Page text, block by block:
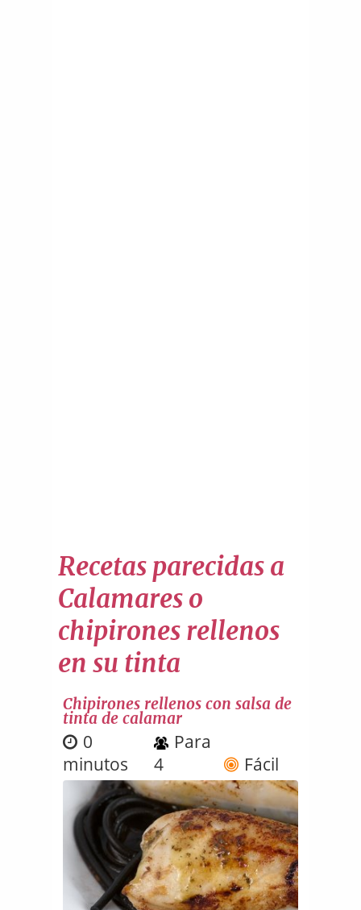
Recetas parecidas a
Calamares o
chipirones rellenos
en su tinta
Chipirones rellenos con salsa de
tinta de calamar
0
minutos
Para
4
Fácil